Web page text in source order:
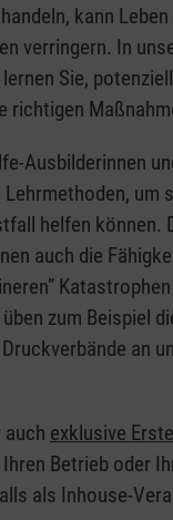
kann
verringern. In
Sie,
richtigen
Ausbilderinnen
um
helfen können.
auch die
Katastrophen
zum Beispiel
an
auch exklusive
Betrieb oder
als Inhouse-